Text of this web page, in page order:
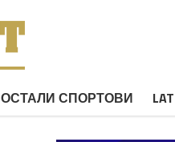
ОСТАЛИ СПОРТОВИ LAT